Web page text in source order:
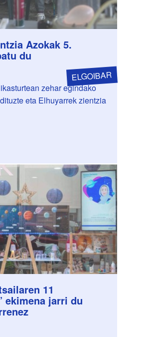
Azokak 5.
du
ELGOIBAR
zehar egindako
eta Elhuyarrek zientzia
11
ekimena jarri du